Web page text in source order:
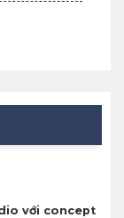
với concept